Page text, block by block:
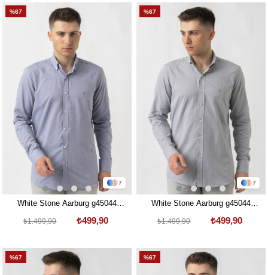
7
%67
White Stone Aarburg g45044
Gömlek Laci
₺499,90
₺1.499,90
7
%67
White Stone Aarburg g45044
₺499,90
₺1.499,90
%67 %67